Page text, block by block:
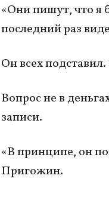
«Они пишут, что я
последний раз
Он всех
Вопрос не в
записи.
«В принципе, он
Пригожин.